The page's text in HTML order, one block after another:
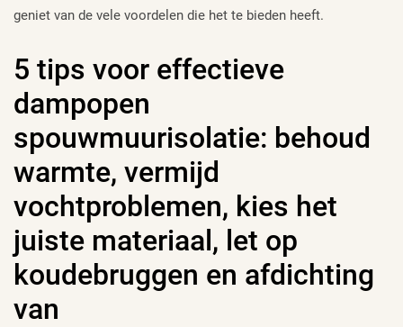
geniet van de vele voordelen die het te bieden heeft.
5 tips voor effectieve
dampopen
spouwmuurisolatie: behoud
warmte, vermijd
vochtproblemen, kies het
juiste materiaal, let op
koudebruggen en afdichting
van